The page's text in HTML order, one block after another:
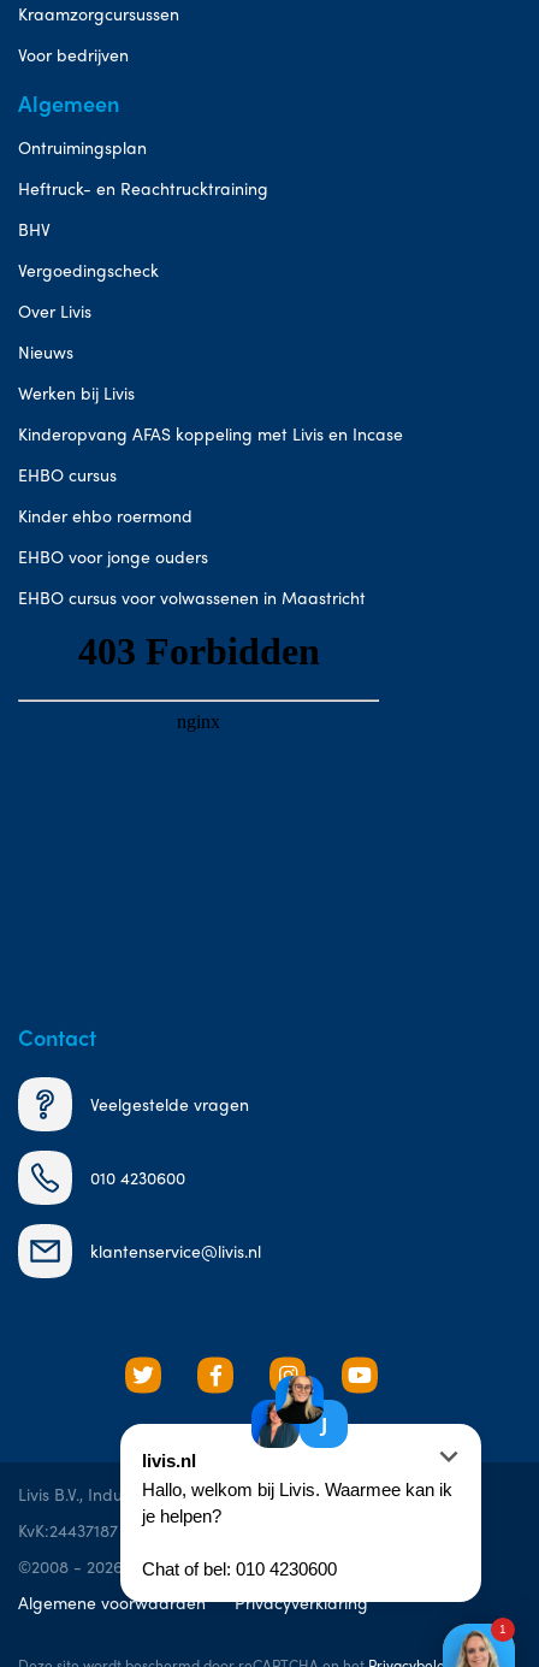
Kraamzorgcursussen
Voor bedrijven
Algemeen
Ontruimingsplan
Heftruck- en Reachtrucktraining
BHV
Vergoedingscheck
Over Livis
Nieuws
Werken bij Livis
Kinderopvang AFAS koppeling met Livis en Incase
EHBO cursus
Kinder ehbo roermond
EHBO voor jonge ouders
EHBO cursus voor volwassenen in Maastricht
Contact
Veelgestelde vragen
010 4230600
klantenservice@livis.nl
Livis B.V., Industrieweg 10e, 3606 AS, Maarssen
KvK:24437187
BTW: NL819542106B01
©2008 - 2026 livis.nl
Algemene voorwaarden
Privacyverklaring